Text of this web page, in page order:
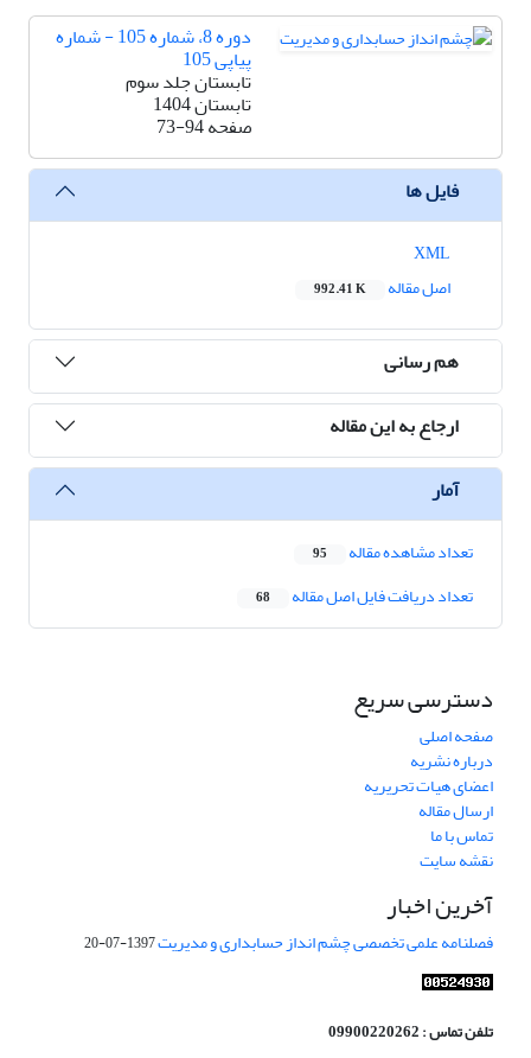
دوره 8، شماره 105 - شماره
پیاپی 105
تابستان جلد سوم
تابستان 1404
صفحه73-94
فایل ها
اصل مقاله
992.41 K
هم رسانی
ارجاع به این مقاله
آمار
تعداد مشاهده مقاله 95
تعداد دریافت فایل اصل مقاله 68
دسترسی سریع
صفحه اصلی
درباره نشریه
اعضای هیات تحریریه
ارسال مقاله
تماس با ما
نقشه سایت
آخرین اخبار
فصلنامه علمی تخصصی چشم انداز حسابداری و مدیریت1397-07-20
تلفن تماس : 09900220262